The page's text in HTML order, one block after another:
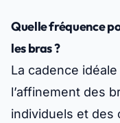
Quelle fréquence
les bras ?
La cadence
l’affinement des
individuels et des